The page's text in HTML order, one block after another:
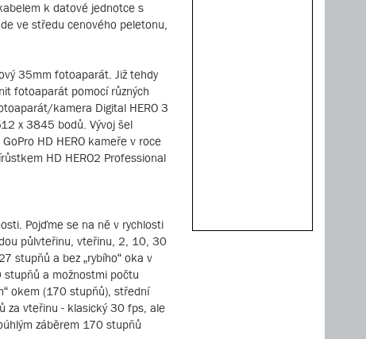
k datové jednotce s
ve středu cenového peletonu,
35mm fotoaparát. Již tehdy
fotoaparát pomocí různých
kamera Digital HERO 3
x 3845 bodů. Vývoj šel
HD HERO kameře v roce
HD HERO2 Professional
Pojďme se na ně v rychlosti
půlvteřinu, vteřinu, 2, 10, 30
stupňů a bez „rybího“ oka v
a možnostmi počtu
okem (170 stupňů), střední
za vteřinu - klasický 30 fps, ale
záběrem 170 stupňů